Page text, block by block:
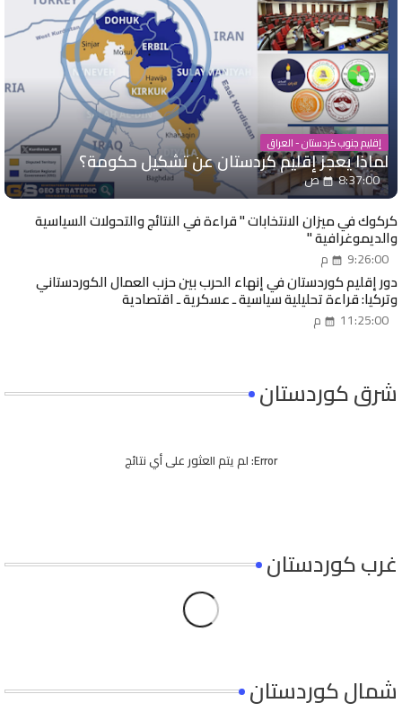
إقليم جنوب كردستان - العراق
لماذا يعجز إقليم كردستان عن تشكيل حكومة؟
8:37:00 ص
كركوك في ميزان الانتخابات " قراءة في النتائج والتحولات السياسية
والديموغرافية "
9:26:00 م
دور إقليم كوردستان في إنهاء الحرب بين حزب العمال الكوردستاني
وتركيا: قراءة تحليلية سياسية ـ عسكرية ـ اقتصادية
11:25:00 م
شرق كوردستان
Error: لم يتم العثور على أي نتائج
غرب كوردستان
شمال كوردستان